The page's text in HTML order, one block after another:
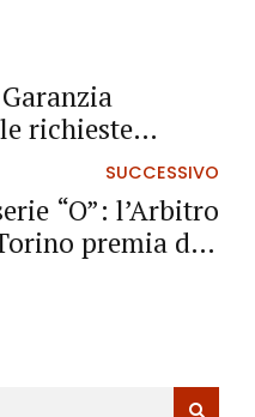
richieste
SUCCESSIVO
“O”: l’Arbitro
premia due